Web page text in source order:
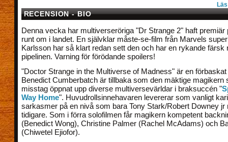
RECENSION - BIO
Denna vecka har multiverseröriga "Dr Strange 2" haft premiär
runt om i landet. En självklar måste-se-film från Marvels
Karlsson har så klart redan sett den och har en rykande färsk
pipelinen. Varning för förödande spoilers!
"Doctor Strange in the Multiverse of Madness" är en
Benedict Cumberbatch är tillbaka som den mäktige magikern
misstag öppnat upp diverse multiversevärldar i braksuccén "
Way Home". Huvudrollsinnehavaren levererar som vanligt
sarkasmer på en nivå som bara Tony Stark/Robert Downey jr
tidigare. Som i förra solofilmen får magikern kompetent
(Benedict Wong), Christine Palmer (Rachel McAdams) och
(Chiwetel Ejiofor).